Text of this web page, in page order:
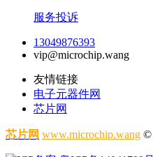
服务投诉
13049876393
vip@microchip.wang
友情链接
电子元器件网
芯片网
芯片网 www.microchip.wang ©